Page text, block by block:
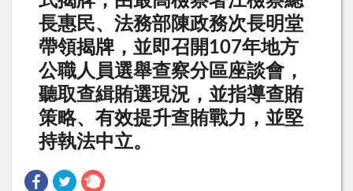
長惠民、法務部陳政務次長明堂
帶領揭牌，並即召開107年地方
公職人員選舉查察分區座談會，
聽取查緝賄選現況，並指導查賄
策略、有效提升查賄戰力，並堅
持執法中立。